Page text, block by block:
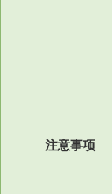
注意事项